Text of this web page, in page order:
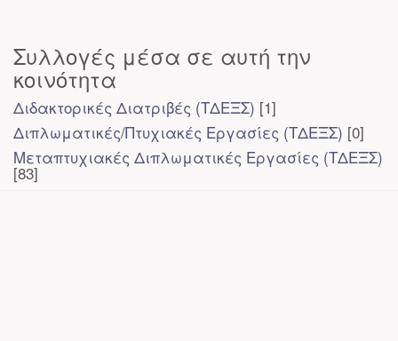
Συλλογές μέσα σε αυτή την
κοινότητα
Διδακτορικές Διατριβές (ΤΔΕΞΣ) [1]
Διπλωματικές/Πτυχιακές Εργασίες (ΤΔΕΞΣ) [0]
Μεταπτυχιακές Διπλωματικές Εργασίες (ΤΔΕΞΣ)
[83]